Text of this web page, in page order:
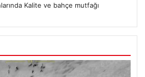
Kalite ve bahçe mutfağı